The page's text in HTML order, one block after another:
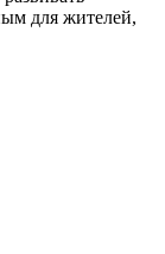
для жителей,